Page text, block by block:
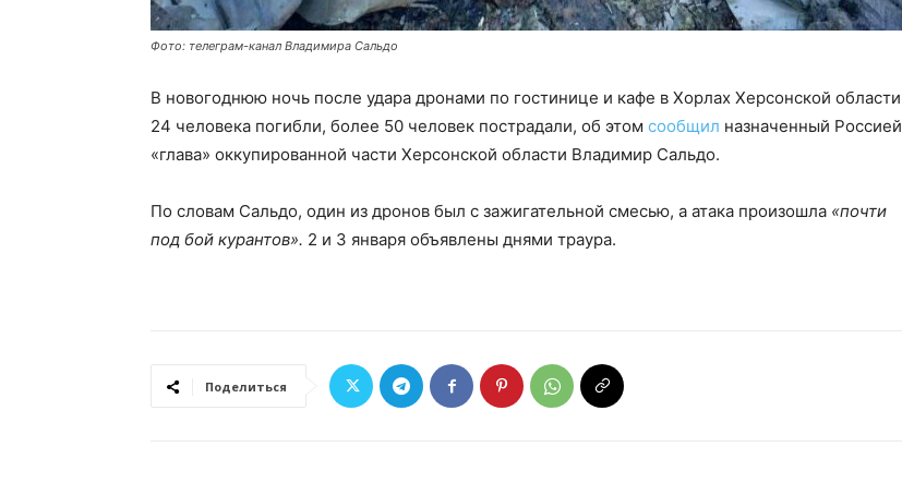
Фото: телеграм-канал Владимира Сальдо
В новогоднюю ночь после удара дронами по гостинице и кафе в Хорлах Херсонской области
24 человека погибли, более 50 человек пострадали, об этом сообщил назначенный Россией
«глава» оккупированной части Херсонской области Владимир Сальдо.
По словам Сальдо, один из дронов был с зажигательной смесью, а атака произошла «почти
под бой курантов». 2 и 3 января объявлены днями траура.
Поделиться